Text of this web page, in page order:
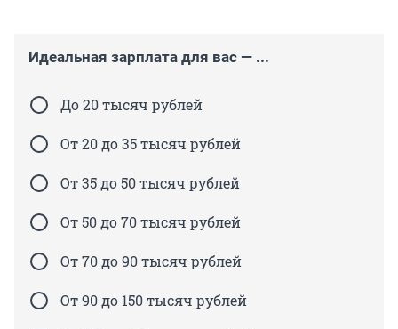
Идеальная зарплата для вас — ...
До 20 тысяч рублей
От 20 до 35 тысяч рублей
От 35 до 50 тысяч рублей
От 50 до 70 тысяч рублей
От 70 до 90 тысяч рублей
От 90 до 150 тысяч рублей